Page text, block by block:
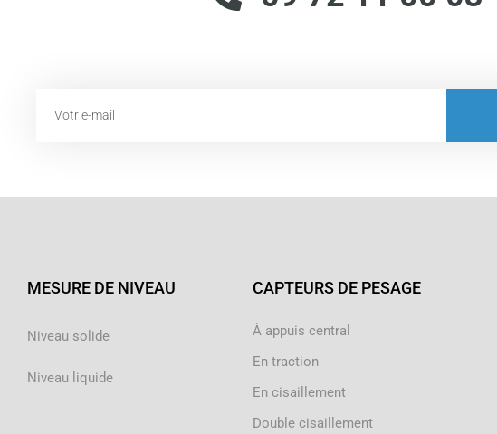
MESURE DE NIVEAU
Niveau solide
Niveau liquide
CAPTEURS DE PESAGE
À appuis central
En traction
En cisaillement
Double cisaillement